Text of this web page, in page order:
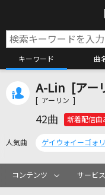
キーワード 曲
カ
A-Lin [アー
[ アーリン ]
42曲 新着配信曲
人気曲
コンテンツ サービス